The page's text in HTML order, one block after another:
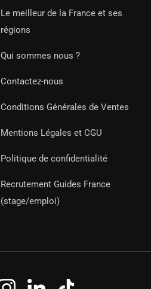
Le meilleur de la France et ses
régions
Qui sommes nous ?
Contactez-nous
Conditions Générales de Ventes
Mentions Légales et CGU
Politique de confidentialité
Recrutement Guides France
(stage/emploi)